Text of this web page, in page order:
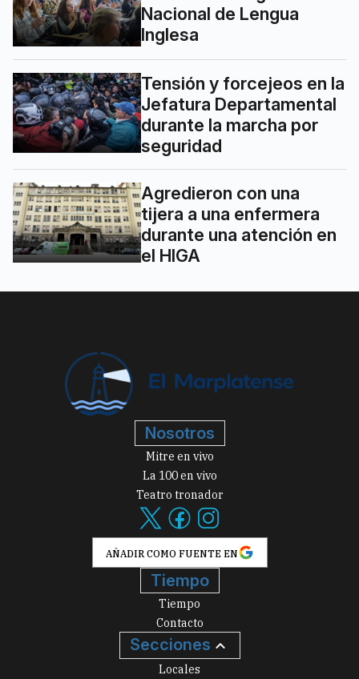
Nacional de Lengua
Inglesa
Tensión y forcejeos en la
Jefatura Departamental
durante la marcha por
seguridad
Agredieron con una
tijera a una enfermera
durante una atención en
el HIGA
Nosotros
Mitre en vivo
La 100 en vivo
Teatro tronador
AÑADIR COMO FUENTE EN
Tiempo
Tiempo
Contacto
Secciones
Locales